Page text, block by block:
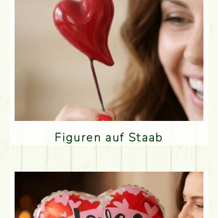
Figuren auf Staab